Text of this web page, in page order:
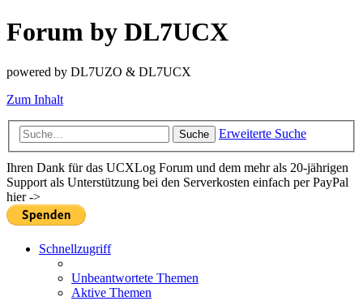
Forum by DL7UCX
powered by DL7UZO & DL7UCX
Zum Inhalt
Suche Erweiterte Suche
Ihren Dank für das UCXLog Forum und dem mehr als 20-jährigen
Support als Unterstützung bei den Serverkosten einfach per PayPal
hier ->
Schnellzugriff
Unbeantwortete Themen
Aktive Themen